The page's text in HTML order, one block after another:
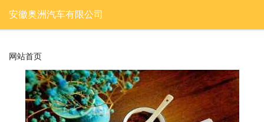
安徽奥洲汽车有限公司
网站首页